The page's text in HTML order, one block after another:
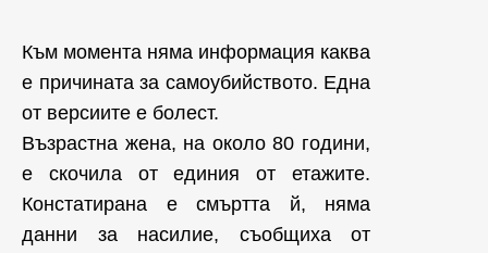
Към момента няма информация каква
е причината за самоубийството. Една
от версиите е болест.
Възрастна жена, на около 80 години,
е скочила от единия от етажите.
Констатирана е смъртта й, няма
данни за насилие, съобщиха от